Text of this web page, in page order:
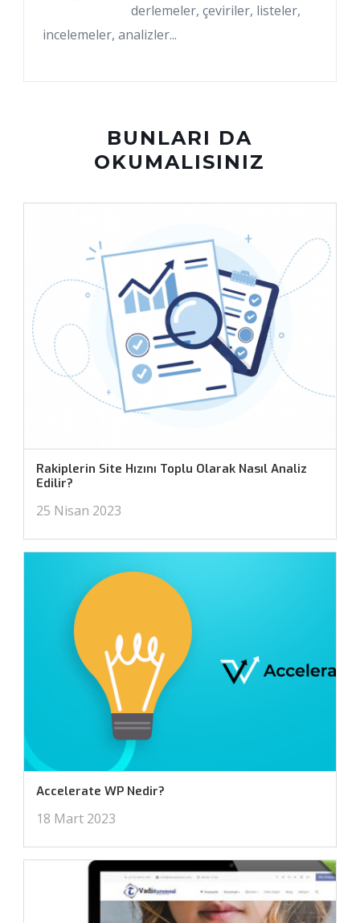
derlemeler, çeviriler, listeler,
incelemeler, analizler...
BUNLARI DA
OKUMALISINIZ
Rakiplerin Site Hızını Toplu Olarak Nasıl Analiz
Edilir?
25 Nisan 2023
Accelerate WP Nedir?
18 Mart 2023